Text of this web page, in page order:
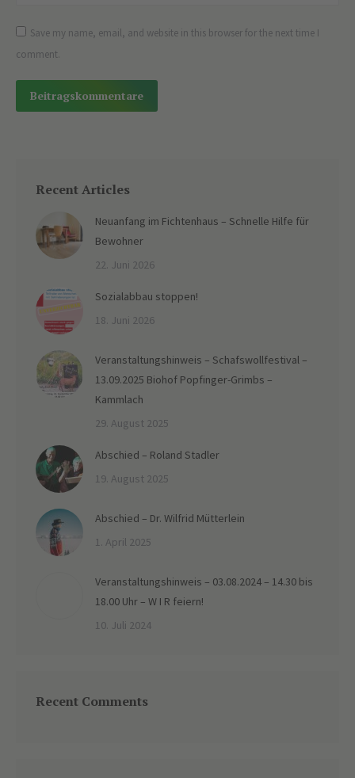
Save my name, email, and website in this browser for the next time I
comment.
Beitragskommentare
Recent Articles
Neuanfang im Fichtenhaus – Schnelle Hilfe für
Bewohner
22. Juni 2026
Sozialabbau stoppen!
18. Juni 2026
Veranstaltungshinweis – Schafswollfestival –
13.09.2025 Biohof Popfinger-Grimbs –
Kammlach
29. August 2025
Abschied – Roland Stadler
19. August 2025
Abschied – Dr. Wilfrid Mütterlein
1. April 2025
Veranstaltungshinweis – 03.08.2024 – 14.30 bis
18.00 Uhr – W I R feiern!
10. Juli 2024
Recent Comments